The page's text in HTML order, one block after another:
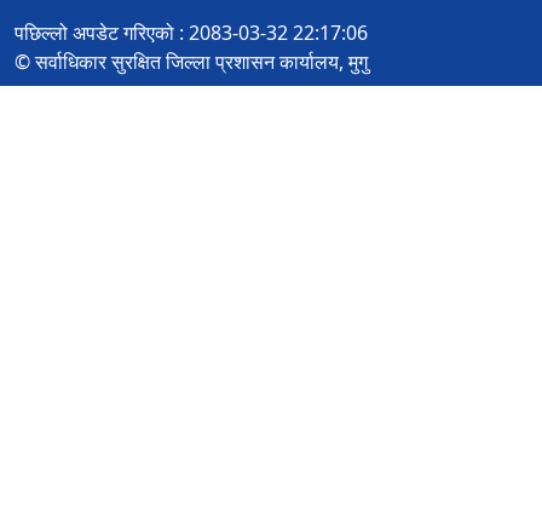
पछिल्लो अपडेट गरिएको : 2083-03-32 22:17:06
© सर्वाधिकार सुरक्षित जिल्ला प्रशासन कार्यालय, मुगु